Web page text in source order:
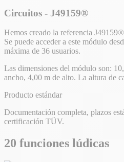
Circuitos - J49159®
Hemos creado la referencia
Se puede acceder a este módulo
máxima de 36 usuarios.
Las dimensiones del módulo son:
ancho, 4,00 m de alto. La altura de
Producto estándar
Documentación completa, plazos
certificación TÜV.
20 funciones lúdicas